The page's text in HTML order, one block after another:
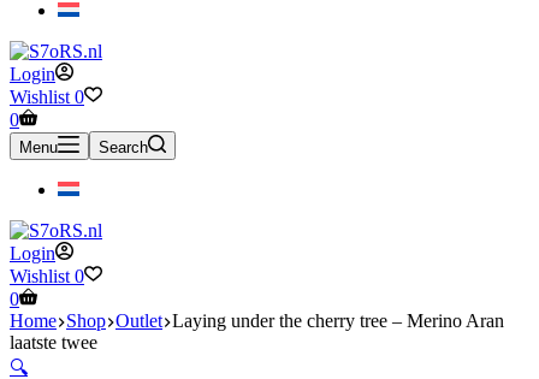
Login
Wishlist 0
Shopping
cart
0
Menu Search
Login
Wishlist 0
Shopping
cart
0
Home Shop Outlet Laying under the cherry tree – Merino Aran
laatste twee
🔍